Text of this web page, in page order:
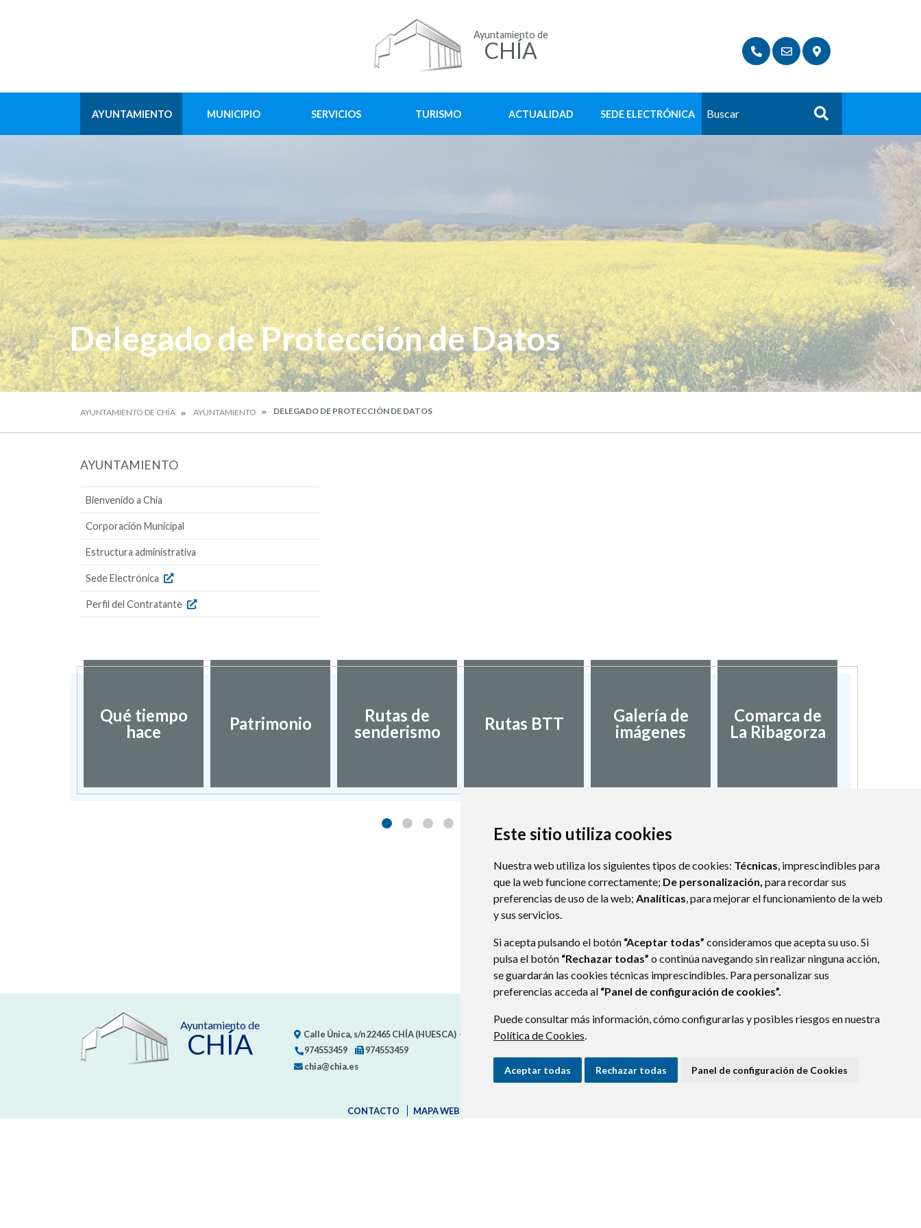
Este sitio utiliza cookies
Nuestra web utiliza los siguientes tipos de cookies: Técnicas, imprescindibles para
que la web funcione correctamente; De personalización, para recordar sus
preferencias de uso de la web; Analíticas, para mejorar el funcionamiento de la web
y sus servicios.
Si acepta pulsando el botón “Aceptar todas” consideramos que acepta su uso. Si
pulsa el botón “Rechazar todas” o continúa navegando sin realizar ninguna acción,
se guardarán las cookies técnicas imprescindibles. Para personalizar sus
preferencias acceda al “Panel de configuración de cookies”.
Puede consultar más información, cómo configurarlas y posibles riesgos en nuestra
Política de Cookies.
Aceptar todas Rechazar todas Panel de configuración de Cookies
Ayuntamiento de
CHÍA
AYUNTAMIENTO MUNICIPIO SERVICIOS TURISMO ACTUALIDAD SEDE ELECTRÓNICA Buscar
Delegado de Protección de Datos
AYUNTAMIENTO DE CHÍA AYUNTAMIENTO DELEGADO DE PROTECCIÓN DE DATOS
AYUNTAMIENTO
Bienvenido a Chia
Corporación Municipal
Estructura administrativa
Sede Electrónica
Perfil del Contratante
Qué tiempo
hace
Patrimonio
Rutas de
senderismo
Rutas BTT
Galería de
imágenes
Comarca de
La Ribagorza
Ayuntamiento de
CHÍA Calle Única, s/n22465CHÍA (HUESCA) - ARAGÓN(ESPAÑA)
974553459
974553459
chia@chia.es
CONTACTO MAPA WEB